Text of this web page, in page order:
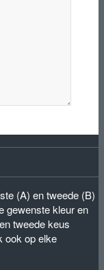
(A) en tweede (B)
gewenste kleur en
tweede keus
ook op elke